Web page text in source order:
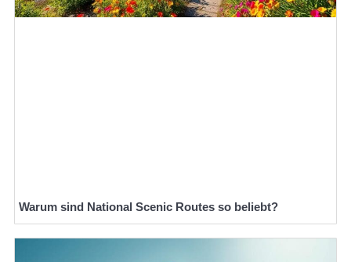
Warum sind National Scenic Routes so beliebt?